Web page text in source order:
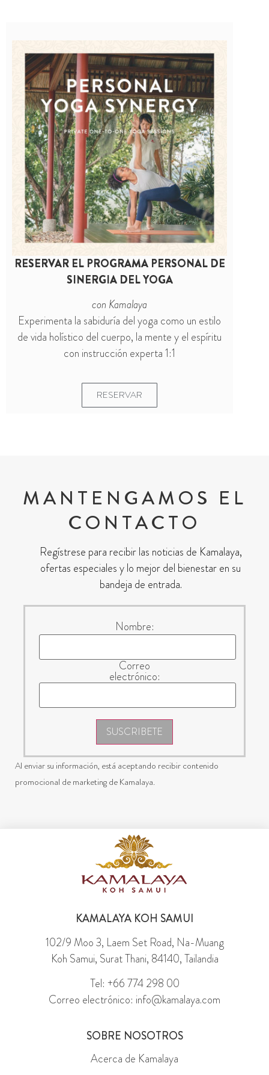
RESERVAR EL PROGRAMA PERSONAL DE
SINERGIA DEL YOGA
con Kamalaya
Experimenta la sabiduría del yoga como un estilo
de vida holístico del cuerpo, la mente y el espíritu
con instrucción experta 1:1
RESERVAR
MANTENGAMOS EL
CONTACTO
Regístrese para recibir las noticias de Kamalaya,
ofertas especiales y lo mejor del bienestar en su
bandeja de entrada.
Nombre:
Correo
electrónico:
SUSCRIBETE
Al enviar su información, está aceptando recibir contenido
promocional de marketing de Kamalaya.
KAMALAYA KOH SAMUI
102/9 Moo 3, Laem Set Road, Na-Muang
Koh Samui, Surat Thani, 84140, Tailandia
Tel: +66 774 298 00
Correo electrónico: info@kamalaya.com
SOBRE NOSOTROS
Acerca de Kamalaya